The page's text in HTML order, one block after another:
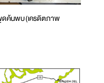
ดค้นพบ (เครดิตภาพ